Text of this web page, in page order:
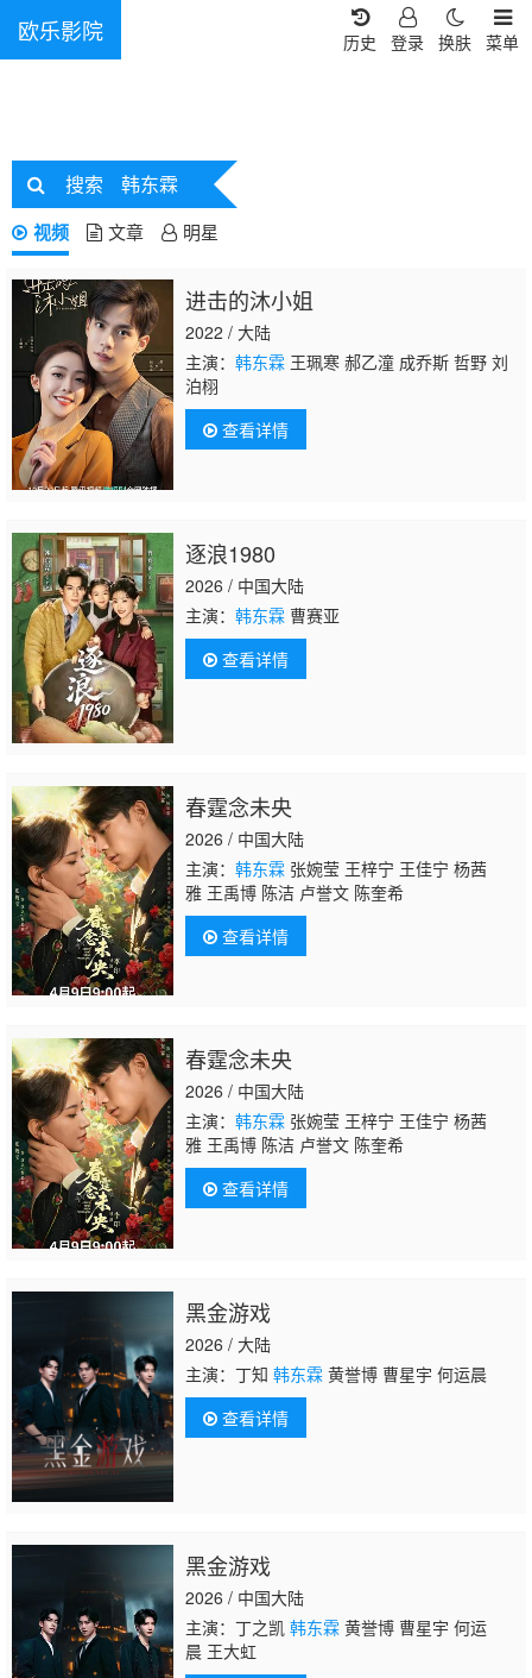
欧乐影院 菜单
换肤
登录
历史
搜索 韩东霖
视频 文章 明星
进击的沐小姐
2022 / 大陆
主演： 韩东霖王珮寒 郝乙潼 成乔斯 哲野 刘
泊栩
查看详情
逐浪1980
2026 / 中国大陆
主演： 韩东霖曹赛亚
查看详情
春霆念未央
2026 / 中国大陆
主演： 韩东霖张婉莹 王梓宁 王佳宁 杨茜
雅 王禹博 陈洁 卢誉文 陈奎希
查看详情
春霆念未央
2026 / 中国大陆
主演： 韩东霖张婉莹 王梓宁 王佳宁 杨茜
雅 王禹博 陈洁 卢誉文 陈奎希
查看详情
黑金游戏
2026 / 大陆
主演：丁知 韩东霖黄誉博 曹星宇 何运晨
查看详情
黑金游戏
2026 / 中国大陆
主演：丁之凯 韩东霖黄誉博 曹星宇 何运
晨 王大虹